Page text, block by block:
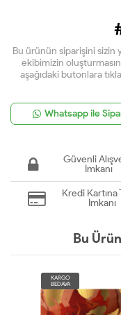
Bu ürünün siparişini
ekibimizin
aşağıdaki butonlara
Whatsapp ile
Güvenli
İmkanı
Kredi Kartına
İmkanı
Bu
KARGO
BEDAVA